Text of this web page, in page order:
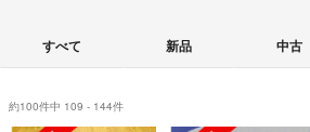
すべて 新品 中古
約100件中 109 - 144件